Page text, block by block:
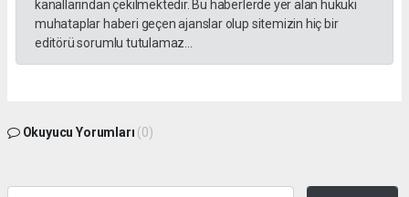
kanallarından çekilmektedir. Bu haberlerde yer alan hukuki
muhataplar haberi geçen ajanslar olup sitemizin hiç bir
editörü sorumlu tutulamaz...
Okuyucu Yorumları (0)